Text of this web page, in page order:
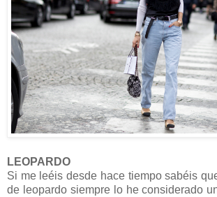
LEOPARDO
Si me leéis desde hace tiempo sabéis
de leopardo siempre lo he considerado